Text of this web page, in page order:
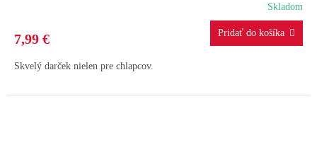
Skladom
7,99 €
Skvelý darček nielen pre chlapcov.